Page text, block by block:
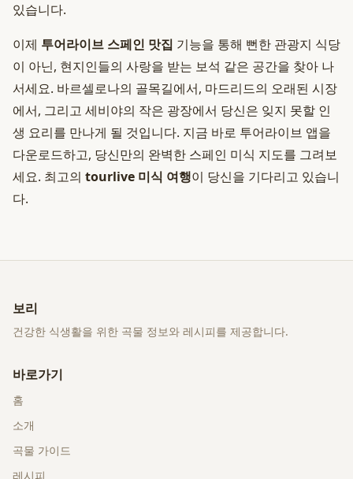
있습니다.
이제 투어라이브 스페인 맛집 기능을 통해 뻔한 관광지 식당
이 아닌, 현지인들의 사랑을 받는 보석 같은 공간을 찾아 나
서세요. 바르셀로나의 골목길에서, 마드리드의 오래된 시장
에서, 그리고 세비야의 작은 광장에서 당신은 잊지 못할 인
생 요리를 만나게 될 것입니다. 지금 바로 투어라이브 앱을
다운로드하고, 당신만의 완벽한 스페인 미식 지도를 그려보
세요. 최고의 tourlive 미식 여행이 당신을 기다리고 있습니
다.
보리
건강한 식생활을 위한 곡물 정보와 레시피를 제공합니다.
바로가기
홈
소개
곡물 가이드
레시피